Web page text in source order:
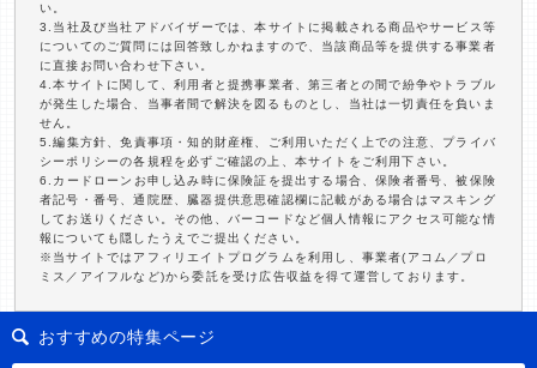
い。
3.当社及び当社アドバイザーでは、本サイトに掲載される商品やサービス等
についてのご質問には回答致しかねますので、当該商品等を提供する事業者
に直接お問い合わせ下さい。
4.本サイトに関して、利用者と提携事業者、第三者との間で紛争やトラブル
が発生した場合、当事者間で解決を図るものとし、当社は一切責任を負いま
せん。
5.編集方針、免責事項・知的財産権、ご利用いただく上での注意、プライバ
シーポリシーの各規程を必ずご確認の上、本サイトをご利用下さい。
6.カードローンお申し込み時に保険証を提出する場合、保険者番号、被保険
者記号・番号、通院歴、臓器提供意思確認欄に記載がある場合はマスキング
してお送りください。その他、バーコードなど個人情報にアクセス可能な情
報についても隠したうえでご提出ください。
※当サイトではアフィリエイトプログラムを利用し、事業者(アコム／プロ
ミス／アイフルなど)から委託を受け広告収益を得て運営しております。
おすすめの特集ページ